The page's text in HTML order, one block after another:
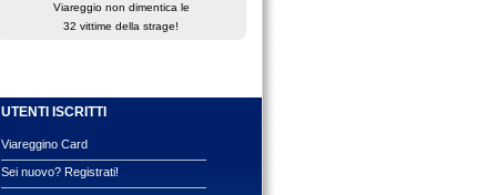
Viareggio non dimentica le
32 vittime della strage!
UTENTI ISCRITTI
Viareggino Card
Sei nuovo? Registrati!